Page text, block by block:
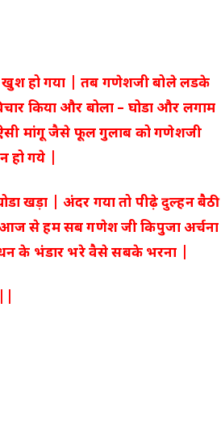
हो गया | तब गणेशजी बोले लडके
किया और बोला – घोडा और लगाम
ऐसी मांगू जैसे फूल गुलाब को गणेशजी
हो गये |
खड़ा | अंदर गया तो पीढ़े दुल्हन बैठी
आज से हम सब गणेश जी किपुजा अर्चना
के भंडार भरे वैसे सबके भरना |